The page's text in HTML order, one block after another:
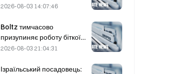
плюсі на 0,12%:
синхронізація з
макроекономічними
настроями підштовхнули
2026-08-03 14:07:46
Boltz тимчасово
призупиняє роботу біткоїн-
мосту безстроково після
2026-08-03 21:04:31
Ізраїльський посадовець: